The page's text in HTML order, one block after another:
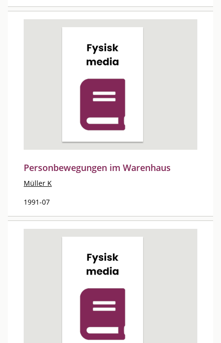
Personbewegungen im Warenhaus
Müller K
1991-07